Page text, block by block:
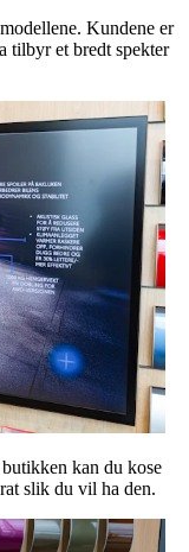
Kundene er
tilbyr et bredt spekter
kan du kose
slik du vil ha den.